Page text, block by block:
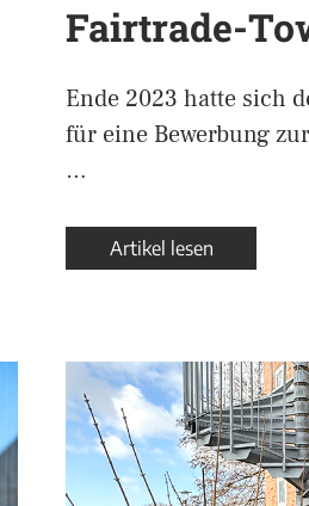
Fairtrade-
Ende 2023 hatte sich
für eine Bewerbung
…
Artikel lesen